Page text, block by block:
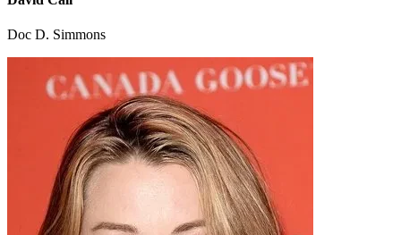
Doc D. Simmons